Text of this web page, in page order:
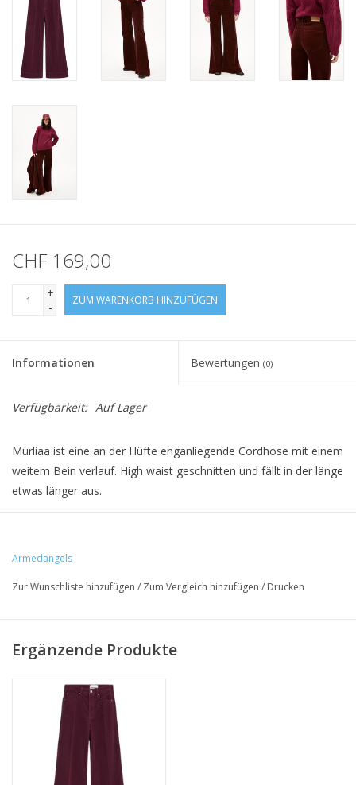
CHF 169,00
+
-
ZUM WARENKORB HINZUFÜGEN
Informationen Bewertungen (0)
Verfügbarkeit: Auf Lager
Murliaa ist eine an der Hüfte enganliegende Cordhose mit einem
weitem Bein verlauf. High waist geschnitten und fällt in der länge
etwas länger aus.
• Hergestellt in Istanbul, Türkei
Armedangels
Zur Wunschliste hinzufügen / Zum Vergleich hinzufügen / Drucken
Ergänzende Produkte